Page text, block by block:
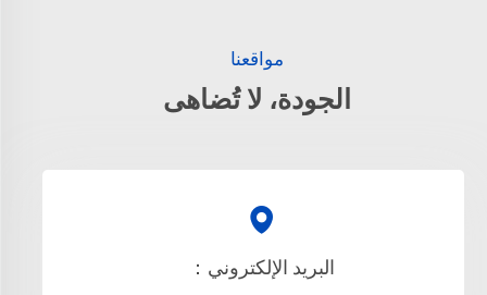
مواقعنا
الجودة، لا تُضاهى
البريد الإلكتروني：